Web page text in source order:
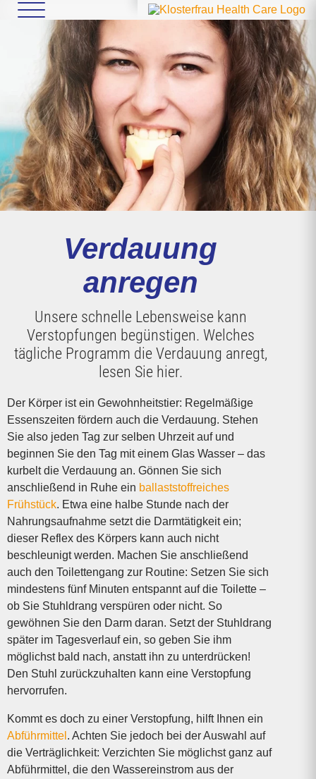
Verdauung
anregen
Unsere schnelle Lebensweise kann
Verstopfungen begünstigen. Welches
tägliche Programm die Verdauung anregt,
lesen Sie hier.
Der Körper ist ein Gewohnheitstier: Regel­mäßige
Essenszeiten fördern auch die Verdauung. Stehen
Sie also jeden Tag zur selben Uhrzeit auf und
beginnen Sie den Tag mit einem Glas Wasser – das
kurbelt die Verdauung an. Gönnen Sie sich
anschließend in Ruhe ein ballaststoff­reiches
Frühstück. Etwa eine halbe Stunde nach der
Nahrungsaufnahme setzt die Darmtätigkeit ein;
dieser Reflex des Körpers kann auch nicht
beschleunigt werden. Machen Sie anschließend
auch den Toilettengang zur Routine: Setzen Sie sich
mindestens fünf Minuten entspannt auf die Toilette –
ob Sie Stuhldrang verspüren oder nicht. So
gewöhnen Sie den Darm daran. Setzt der Stuhldrang
später im Tagesverlauf ein, so geben Sie ihm
möglichst bald nach, anstatt ihn zu unterdrücken!
Den Stuhl zurückzuhalten kann eine Verstopfung
hervorrufen.
Kommt es doch zu einer Verstopfung, hilft Ihnen ein
Abführmittel . Achten Sie jedoch bei der Auswahl auf
die Verträglichkeit: Verzichten Sie möglichst ganz auf
Abführmittel, die den Wassereinstrom aus der